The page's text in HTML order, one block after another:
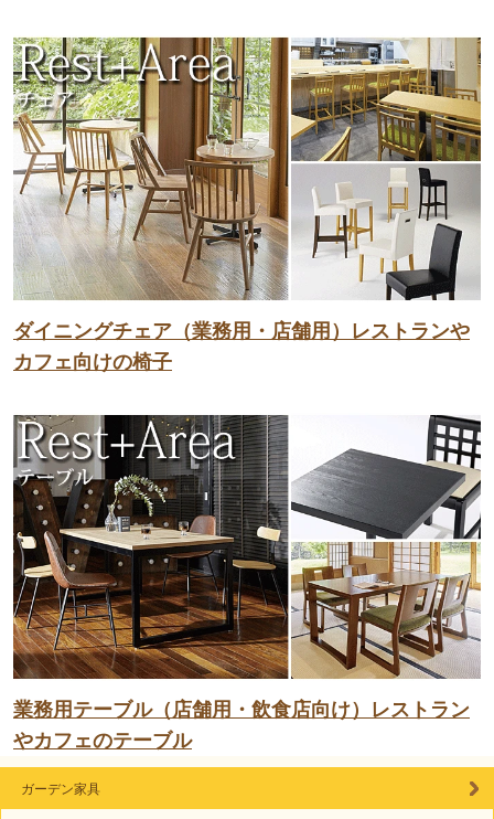
ダイニングチェア（業務用・店舗用）レストランや
カフェ向けの椅子
業務用テーブル（店舗用・飲食店向け）レストラン
やカフェのテーブル
ガーデン家具